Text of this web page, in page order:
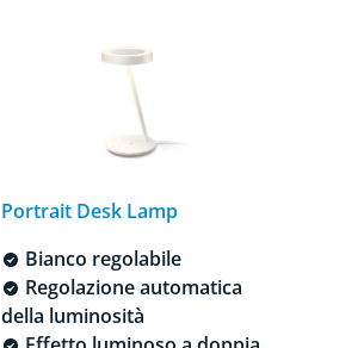
Portrait Desk Lamp
Bianco regolabile
Regolazione automatica
della luminosità